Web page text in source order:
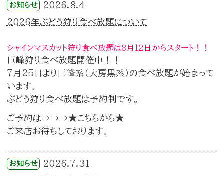
お知らせ 2026.8.4
2026年ぶどう狩り食べ放題について
シャインマスカット狩り食べ放題は8月12日からスタート！！
巨峰狩り食べ放題開催中！！
7月25日より巨峰系（大房黒系）の食べ放題が始まって
います。
ぶどう狩り食べ放題は予約制です。
ご予約は⇒⇒⇒★こちらから★
ご来店お待ちしております。
お知らせ 2026.7.31